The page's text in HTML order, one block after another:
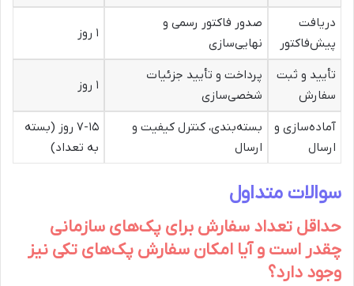
دریافت
پیش‌فاکتور
صدور فاکتور رسمی و
نهایی‌سازی
۱ روز
تأیید و ثبت
سفارش
پرداخت و تأیید جزئیات
شخصی‌سازی
۱ روز
آماده‌سازی و
ارسال
بسته‌بندی، کنترل کیفیت و
ارسال
۷-۱۵ روز (بسته
به تعداد)
سوالات متداول
حداقل تعداد سفارش برای پک‌های سازمانی
چقدر است و آیا امکان سفارش پک‌های تکی نیز
وجود دارد؟